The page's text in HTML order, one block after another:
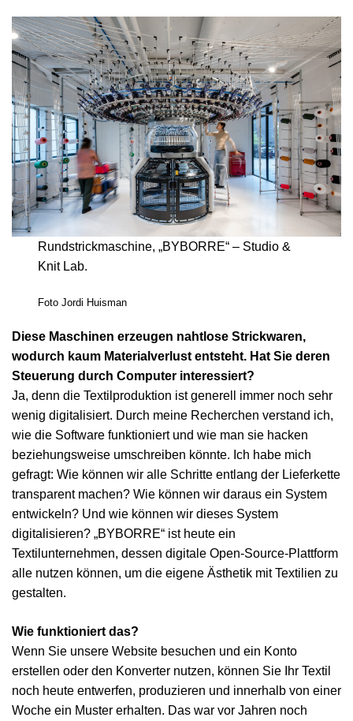
Rundstrickmaschine, „BYBORRE“ – Studio &
Knit Lab.
Foto Jordi Huisman
Diese Maschinen erzeugen nahtlose Strickwaren,
wodurch kaum Materialverlust entsteht. Hat Sie deren
Steuerung durch Computer interessiert?
Ja, denn die Textilproduktion ist generell immer noch sehr
wenig digitalisiert. Durch meine Recherchen verstand ich,
wie die Software funktioniert und wie man sie hacken
beziehungsweise umschreiben könnte. Ich habe mich
gefragt: Wie können wir alle Schritte entlang der Lieferkette
transparent machen? Wie können wir daraus ein System
entwickeln? Und wie können wir dieses System
digitalisieren? „BYBORRE“ ist heute ein
Textilunternehmen, dessen digitale Open-Source-Plattform
alle nutzen können, um die eigene Ästhetik mit Textilien zu
gestalten.
Wie funktioniert das?
Wenn Sie unsere Website besuchen und ein Konto
erstellen oder den Konverter nutzen, können Sie Ihr Textil
noch heute entwerfen, produzieren und innerhalb von einer
Woche ein Muster erhalten. Das war vor Jahren noch